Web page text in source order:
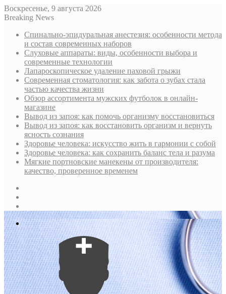
Воскресенье, 9 августа 2026
Breaking News
Спинально-эпидуральная анестезия: особенности метода
и состав современных наборов
Слуховые аппараты: виды, особенности выбора и
современные технологии
Лапароскопическое удаление паховой грыжи
Современная стоматология: как забота о зубах стала
частью качества жизни
Обзор ассортимента мужских футболок в онлайн-
магазине
Вывод из запоя: как помочь организму восстановиться
Вывод из запоя: как восстановить организм и вернуть
ясность сознания
Здоровье человека: искусство жить в гармонии с собой
Здоровье человека: как сохранить баланс тела и разума
Мягкие портновские манекены от производителя:
качество, проверенное временем
In
Меню